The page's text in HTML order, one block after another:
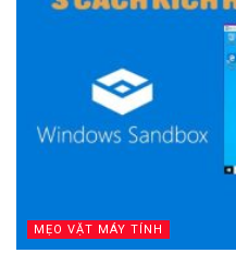
MẸO VẶT MÁY TÍNH